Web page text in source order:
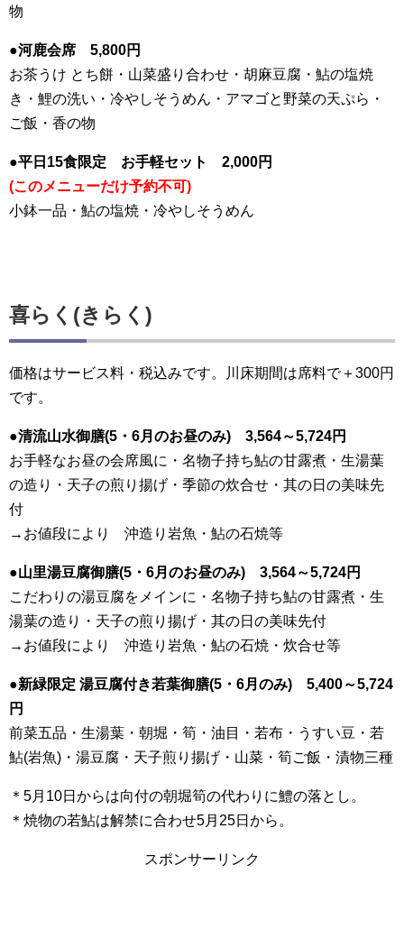
物
●河鹿会席 5,800円
お茶うけ とち餅・山菜盛り合わせ・胡麻豆腐・鮎の塩焼
き・鯉の洗い・冷やしそうめん・アマゴと野菜の天ぷら・
ご飯・香の物
●平日15食限定 お手軽セット 2,000円
(このメニューだけ予約不可)
小鉢一品・鮎の塩焼・冷やしそうめん
喜らく(きらく)
価格はサービス料・税込みです。川床期間は席料で＋300円
です。
●清流山水御膳(5・6月のお昼のみ) 3,564～5,724円
お手軽なお昼の会席風に・名物子持ち鮎の甘露煮・生湯葉
の造り・天子の煎り揚げ・季節の炊合せ・其の日の美味先
付
→お値段により 沖造り岩魚・鮎の石焼等
●山里湯豆腐御膳(5・6月のお昼のみ) 3,564～5,724円
こだわりの湯豆腐をメインに・名物子持ち鮎の甘露煮・生
湯葉の造り・天子の煎り揚げ・其の日の美味先付
→お値段により 沖造り岩魚・鮎の石焼・炊合せ等
●新緑限定 湯豆腐付き若葉御膳(5・6月のみ) 5,400～5,724
円
前菜五品・生湯葉・朝堀・筍・油目・若布・うすい豆・若
鮎(岩魚)・湯豆腐・天子煎り揚げ・山菜・筍ご飯・漬物三種
＊5月10日からは向付の朝堀筍の代わりに鱧の落とし。
＊焼物の若鮎は解禁に合わせ5月25日から。
スポンサーリンク